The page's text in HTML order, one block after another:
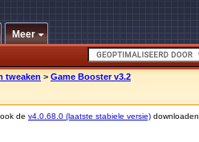
Meer
tweaken > Game Booster v3.2
de v4.0.68.0 (laatste stabiele versie) downloaden.